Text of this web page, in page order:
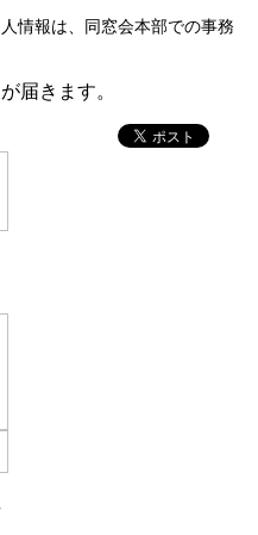
情報は、同窓会本部での事務
届きます。